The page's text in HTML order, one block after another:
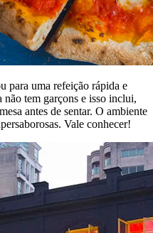
para uma refeição rápida e
não tem garçons e isso inclui,
antes de sentar. O ambiente
Vale conhecer!